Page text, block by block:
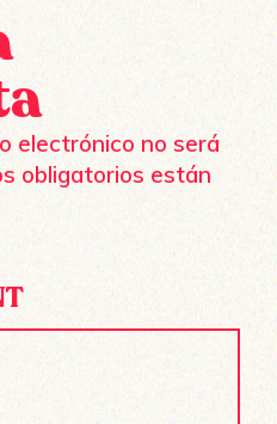
electrónico no será
obligatorios están